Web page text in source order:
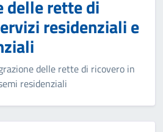
delle rette di
residenziali e
delle rette di ricovero in
residenziali